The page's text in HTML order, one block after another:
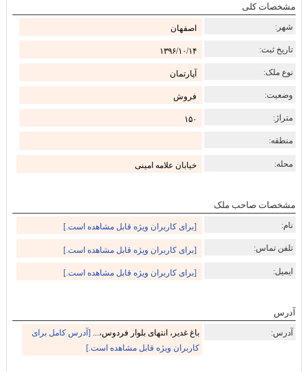
مشخصات کلی
شهر: اصفهان
تاریخ ثبت: ۱۳۹۶/۱۰/۱۴
نوع ملک: آپارتمان
وضعیت: فروش
متراژ: ۱۵۰
منطقه:
محله: خیابان علامه امینی
مشخصات صاحب ملک
نام: [برای کاربران ویژه قابل مشاهده است.]
تلفن تماس: [برای کاربران ویژه قابل مشاهده است.]
ایمیل: [برای کاربران ویژه قابل مشاهده است.]
آدرس
آدرس: باغ غدیر، انتهای بلوار فردوس،... [آدرس کامل برای
کاربران ویژه قابل مشاهده است.]